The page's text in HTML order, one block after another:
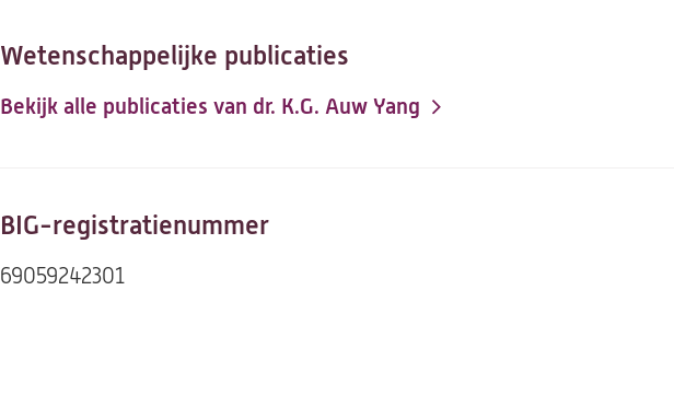
Wetenschappelijke publicaties
Bekijk alle publicaties van dr. K.G. Auw Yang
(opent
nieuwe
BIG-registratienummer
69059242301